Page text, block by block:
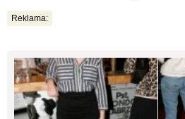
Reklama: